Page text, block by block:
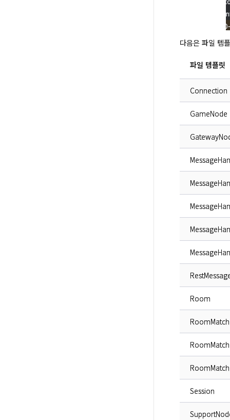
다음은 파일 템
파일 템플릿
Connection
GameNode
Room
Session